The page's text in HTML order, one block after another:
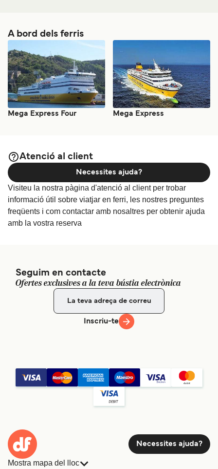
A bord dels ferris
Mega Express Four Mega Express
Atenció al client
Visiteu la nostra pàgina d'atenció al client per trobar
informació útil sobre viatjar en ferri, les nostres preguntes
freqüents i com contactar amb nosaltres per obtenir ajuda
amb la vostra reserva
Necessites ajuda?
Seguim en contacte
Ofertes exclusives a la teva bústia electrònica
Inscriu-te
Necessites ajuda?
Mostra mapa del lloc